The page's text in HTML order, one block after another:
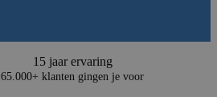
15 jaar ervaring
65.000+ klanten gingen je voor